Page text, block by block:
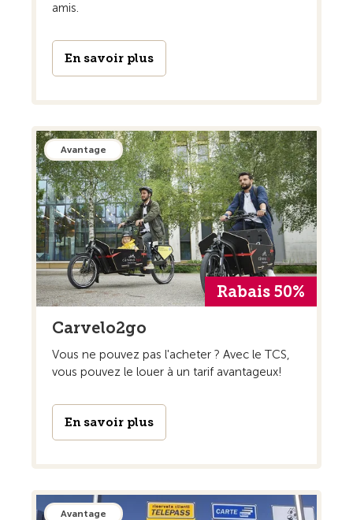
amis.
En savoir plus
Avantage
Rabais 50%
Carvelo2go
Vous ne pouvez pas l'acheter ? Avec le TCS,
vous pouvez le louer à un tarif avantageux!
En savoir plus
Avantage